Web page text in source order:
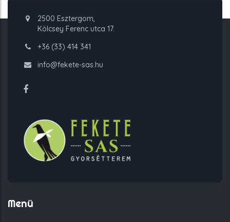
2500 Esztergom,
Kölcsey Ferenc utca 17.
+36 (33) 414 341
info@fekete-sas.hu
Menü